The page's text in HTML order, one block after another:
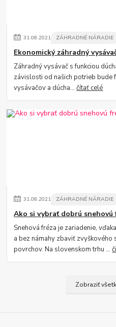
31.08.2021 ZÁHRADNÉ NÁRADIE
Ekonomický záhradný
Záhradný vysávač s funkciou
závislosti od našich potrieb
vysávačov a dúcha...čítať celé
31.08.2021 ZÁHRADNÉ NÁRADIE
Ako si vybrať dobrú snehovú
Snehová fréza je zariadenie,
a bez námahy zbaviť zvyškového
povrchov. Na slovenskom trhu ...
Zobraziť